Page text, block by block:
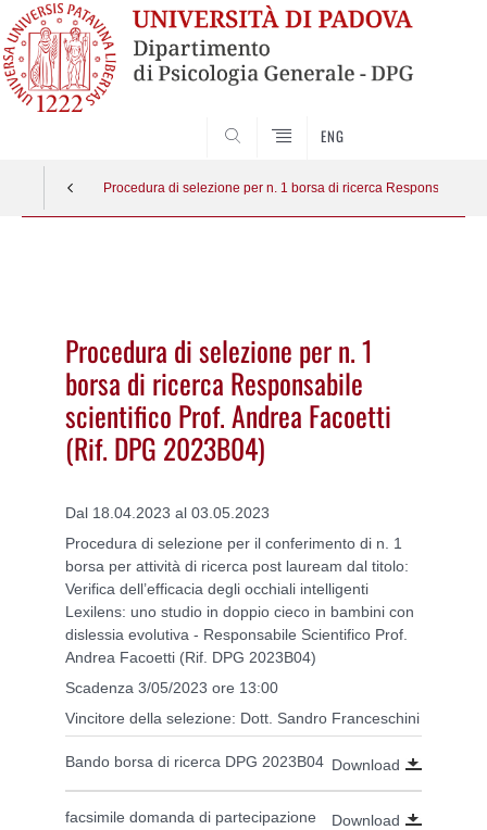
ENG
Procedura di selezione per n. 1 borsa di ricerca Responsabile
Procedura di selezione per n. 1
borsa di ricerca Responsabile
scientifico Prof. Andrea Facoetti
(Rif. DPG 2023B04)
Dal 18.04.2023 al 03.05.2023
Procedura di selezione per il conferimento di n. 1
borsa per attività di ricerca post lauream dal titolo:
Verifica dell’efficacia degli occhiali intelligenti
Lexilens: uno studio in doppio cieco in bambini con
dislessia evolutiva - Responsabile Scientifico Prof.
Andrea Facoetti (Rif. DPG 2023B04)
Scadenza 3/05/2023 ore 13:00
Vincitore della selezione: Dott. Sandro Franceschini
Bando borsa di ricerca DPG 2023B04 Download
facsimile domanda di partecipazione Download